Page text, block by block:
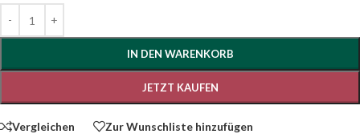
IN DEN WARENKORB
JETZT KAUFEN
Vergleichen Zur Wunschliste hinzufügen